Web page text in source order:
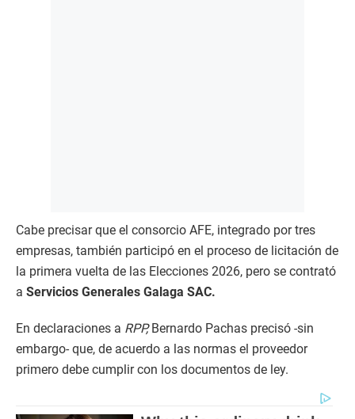
Cabe precisar que el consorcio AFE, integrado por tres
empresas, también participó en el proceso de licitación de
la primera vuelta de las Elecciones 2026, pero se contrató
a Servicios Generales Galaga SAC.
En declaraciones a RPP, Bernardo Pachas precisó -sin
embargo- que, de acuerdo a las normas el proveedor
primero debe cumplir con los documentos de ley.